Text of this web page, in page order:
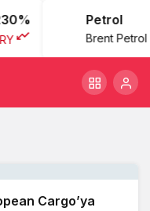
Petrol
Brent Petrol
Cargo’ya